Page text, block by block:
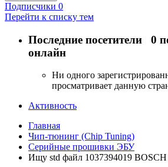
Подписчики 0
Перейти к списку тем
Последние посетители 0
онлайн
Ни одного
просматривает данную
Активность
Главная
Чип-тюнинг (Chip Tuning)
Серийные прошивки ЭБУ
Ищу std файл 1037394019 BOSCH